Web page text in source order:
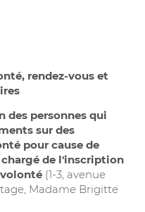
rendez-vous et
personnes qui
sur des
pour cause de
de l'inscription
(1-3, avenue
Madame Brigitte